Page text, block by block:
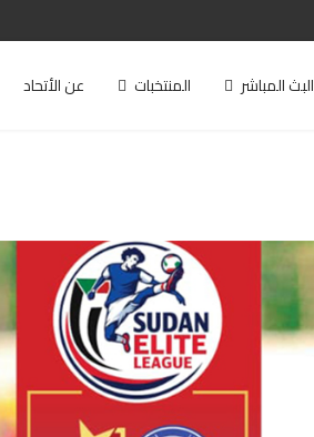
البث المباشر المنتخبات عن الأتحاد